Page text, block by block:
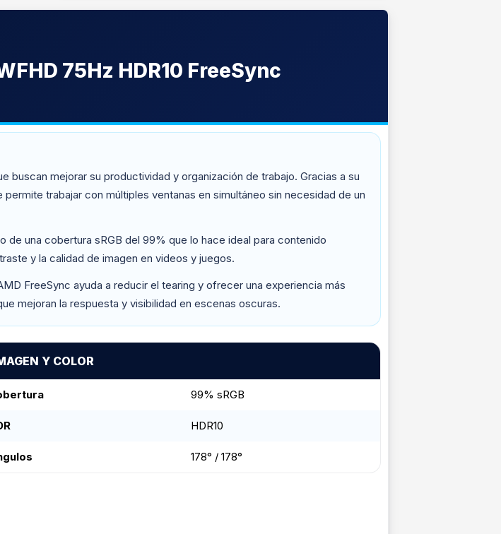
75Hz HDR10 FreeSync
buscan mejorar su productividad y organización de trabajo. Gracias a su
trabajar con múltiples ventanas en simultáneo sin necesidad de un
una cobertura sRGB del 99% que lo hace ideal para contenido
y la calidad de imagen en videos y juegos.
FreeSync ayuda a reducir el tearing y ofrecer una experiencia más
mejoran la respuesta y visibilidad en escenas oscuras.
Y COLOR
99% sRGB
HDR10
178° / 178°